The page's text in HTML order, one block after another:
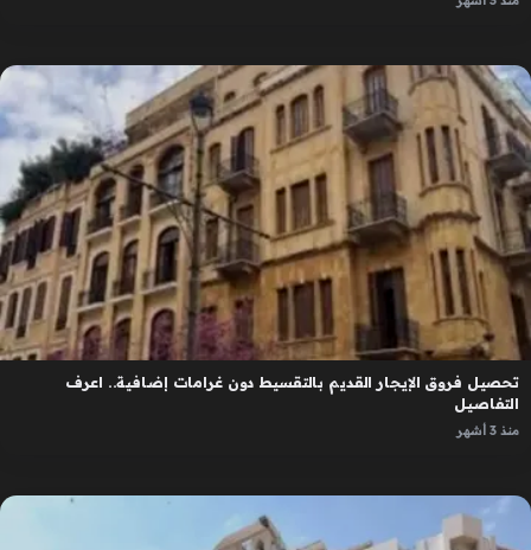
تحصيل فروق الإيجار القديم بالتقسيط دون غرامات إضافية.. اعرف
التفاصيل
منذ 3 أشهر